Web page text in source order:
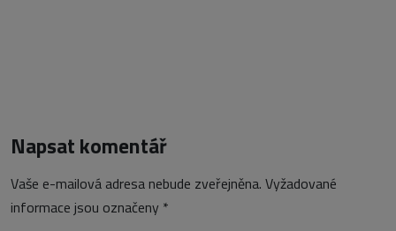
Napsat komentář
Vaše e-mailová adresa nebude zveřejněna. Vyžadované
informace jsou označeny *